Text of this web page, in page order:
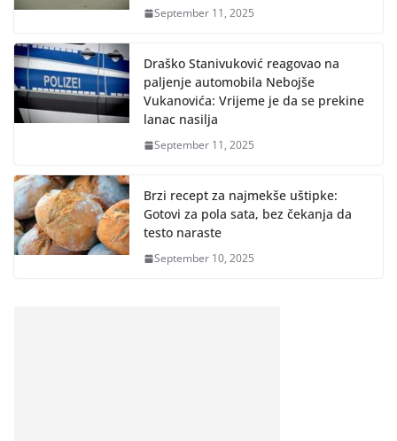
September 11, 2025
Draško Stanivuković reagovao na
paljenje automobila Nebojše
Vukanovića: Vrijeme je da se prekine
lanac nasilja
September 11, 2025
Brzi recept za najmekše uštipke:
Gotovi za pola sata, bez čekanja da
testo naraste
September 10, 2025